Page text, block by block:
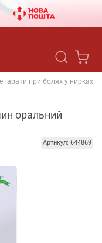
при болях у нирках
оральний
Артикул: 644869